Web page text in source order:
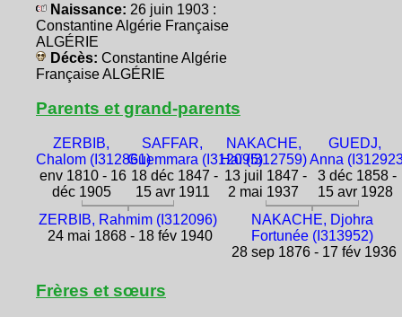
Naissance: 26 juin 1903 :
Constantine Algérie Française
ALGÉRIE
Décès: Constantine Algérie
Française ALGÉRIE
Parents et grand-parents
ZERBIB,
Chalom (I312861)
env 1810 - 16
déc 1905
SAFFAR,
Guemmara (I312095)
18 déc 1847 -
15 avr 1911
NAKACHE,
Haï (I312759)
13 juil 1847 -
2 mai 1937
GUEDJ,
Anna
3 déc 1858 -
15 avr 1928
ZERBIB, Rahmim (I312096)
24 mai 1868 - 18 fév 1940
NAKACHE, Djohra
Fortunée (I313952)
28 sep 1876 - 17 fév 1936
Frères et sœurs